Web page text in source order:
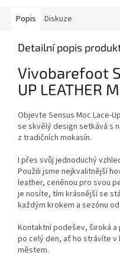
Popis Diskuze
Detailní popis
Vivobarefoot
UP LEATHER
Objevte Sensus Moc Lace-
se skvělý design setkává s
z tradičních mokasín.
I přes svůj jednoduchý
Použili jsme nejkvalitnější
leather, ceněnou pro svou
je nosíte, tím krásnější se
každým krokem a sezónu
Kontaktní podešev, široká
po celý den, ať ho strávíte v
městem.